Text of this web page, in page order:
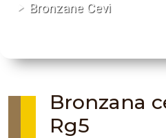
Bronzane Cevi
Bronzana
Rg5